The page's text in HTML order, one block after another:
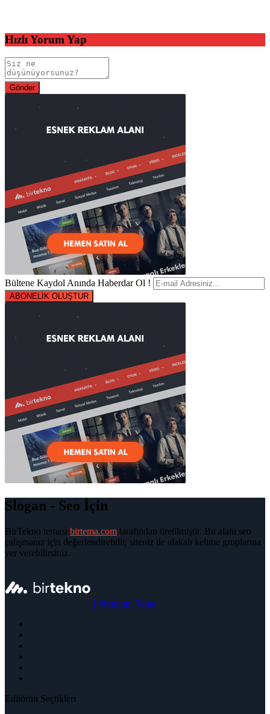
Hızlı Yorum Yap
Bültene Kaydol Anında Haberdar Ol !
ABONELİK OLUŞTUR
Slogan - Seo İçin
BirTekno teması birtema.com tarafından üretilmiştir. Bu alanı seo
çalışmanız için değerlendirebilir, siteniz ile alakalı kelime gruplarına
yer verebilirsiniz.
| Premium Tema
Editörün Seçtikleri